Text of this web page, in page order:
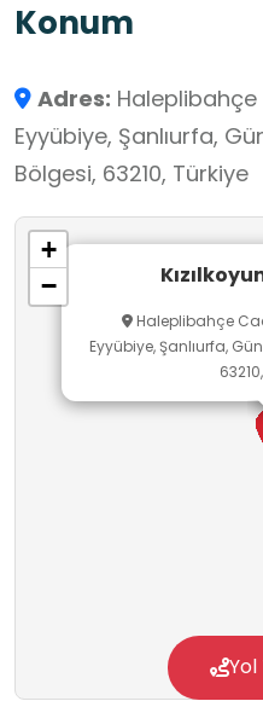
Günümüzde restore
kültürel açıdan büyük
Öğrenciler için tarihî
biçimlerini yerinde
sunduğundan, okul
da oldukça zengin bir
Konum
Adres: Haleplibahçe
Eyyübiye, Şanlıurfa,
Bölgesi, 63210, Türkiye
Haleplibahçe
Eyyübiye, Şanlıurfa,
+
−
Yol